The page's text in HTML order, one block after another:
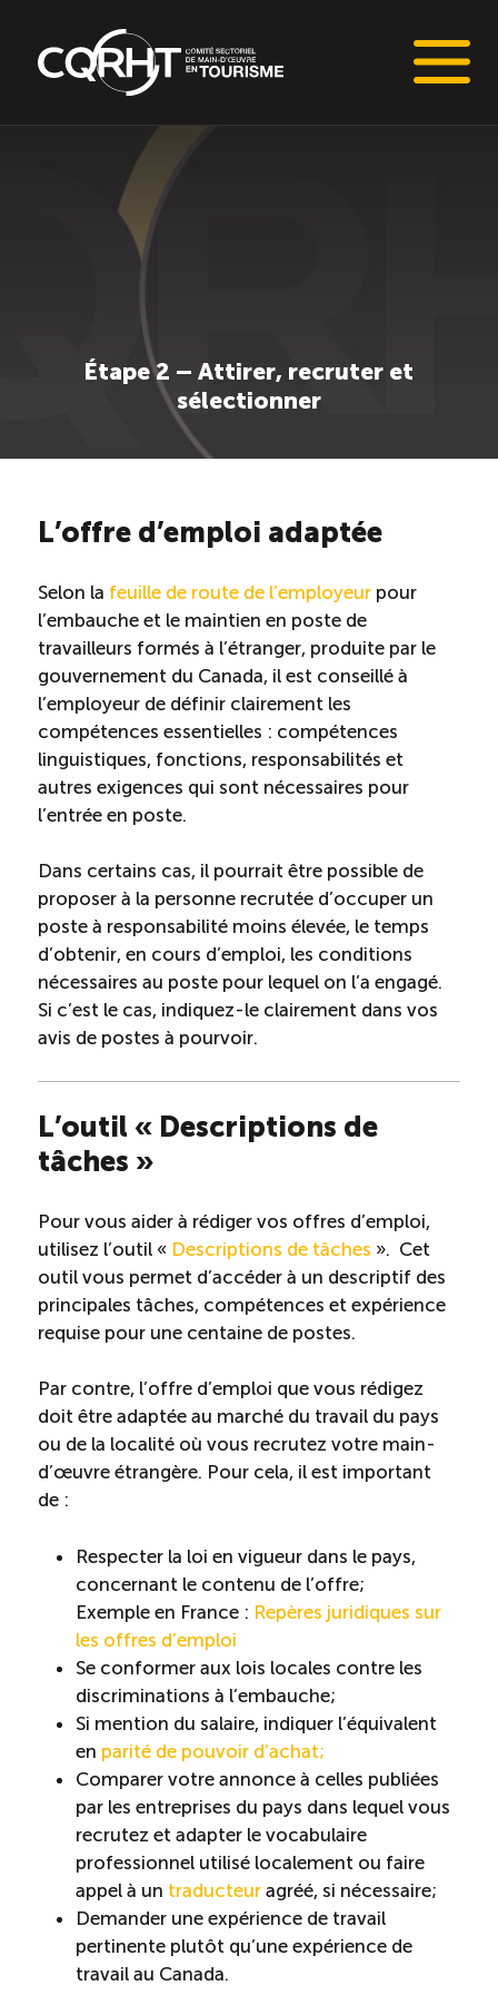
Connaissances stratégiques
Informations sur le marché du travail (IMT)
Main-d’oeuvre en tourisme
Saisonnalité des emplois
Outils et ressources
Portail RH
Descriptions de fonction
Balados
Diffusion d’offres d’emploi en ligne
Programmes d’aide et subventions
Recrutement de travailleurs étrangers
Compétences et formations
Programme de formation EMERIT
Cuisinier : programme alternance travail-étude
(COUD)
Apprentissage en milieu de travail (PAMT)
Bilan et reconnaissance des acquis (RAC)
Initiatives
Destination IA: Un franc succès
Diagnostic régional Nord-du-Québec
Programme de francisation pour les entreprises
touristiques
Valorisation des métiers et carrières en tourisme
Étape 2 – Attirer, recruter et
sélectionner
L’offre d’emploi adaptée
Selon la feuille de route de l’employeur pour
l’embauche et le maintien en poste de
travailleurs formés à l’étranger, produite par le
gouvernement du Canada, il est conseillé à
l’employeur de définir clairement les
compétences essentielles : compétences
linguistiques, fonctions, responsabilités et
autres exigences qui sont nécessaires pour
l’entrée en poste.
Dans certains cas, il pourrait être possible de
proposer à la personne recrutée d’occuper un
poste à responsabilité moins élevée, le temps
d’obtenir, en cours d’emploi, les conditions
nécessaires au poste pour lequel on l’a engagé.
Si c’est le cas, indiquez-le clairement dans vos
avis de postes à pourvoir.
L’outil « Descriptions de
tâches »
Pour vous aider à rédiger vos offres d’emploi,
utilisez l’outil « Descriptions de tâches ». Cet
outil vous permet d’accéder à un descriptif des
principales tâches, compétences et expérience
requise pour une centaine de postes.
Par contre, l’offre d’emploi que vous rédigez
doit être adaptée au marché du travail du pays
ou de la localité où vous recrutez votre main-
d’œuvre étrangère. Pour cela, il est important
de :
Respecter la loi en vigueur dans le pays,
concernant le contenu de l’offre;
Exemple en France : Repères juridiques sur
les offres d’emploi
Se conformer aux lois locales contre les
discriminations à l’embauche;
Si mention du salaire, indiquer l’équivalent
en parité de pouvoir d’achat;
Comparer votre annonce à celles publiées
par les entreprises du pays dans lequel vous
recrutez et adapter le vocabulaire
professionnel utilisé localement ou faire
appel à un traducteur agréé, si nécessaire;
Demander une expérience de travail
pertinente plutôt qu’une expérience de
travail au Canada.